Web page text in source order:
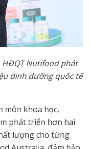
HĐQT Nutifood phát
dinh dưỡng quốc tế
môn khoa học,
phát triển hơn hai
lượng cho từng